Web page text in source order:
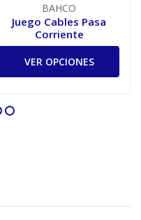
BAHCO
Juego Cables Pasa
Corriente
VER OPCIONES